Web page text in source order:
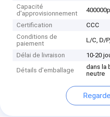
Capacité
d'approvisionnement
Certification
CCC
Conditions de
paiement
L/C, D/
Délai de livraison 10-20
Détails d'emballage
dans la
neutre